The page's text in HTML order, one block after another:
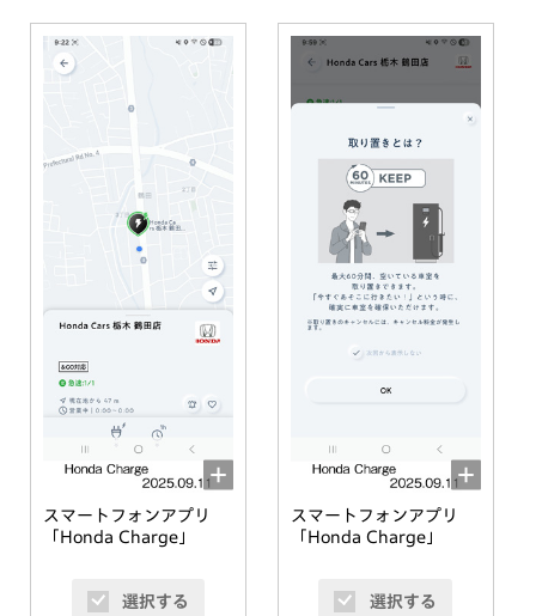
スマートフォンアプリ
「Honda Charge」
選択する
スマートフォンアプリ
「Honda Charge」
選択する